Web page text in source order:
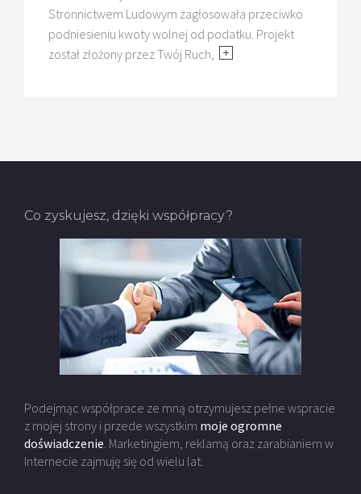
Stronnictwem Ludowym zagłosowała przeciwko
podniesieniu kwoty wolnej od podatku. Projekt
został złożony przez Twój Ruch,
Co zyskujesz, dzięki współpracy?
Podejmąc współprace ze mną otrzymujesz pełne wspracie
z mojej strony i przede wszystkim moje ogromne
doświadczenie. Marketingiem, reklamą oraz zarabianiem w
Internecie zajmuję się od wielu lat.